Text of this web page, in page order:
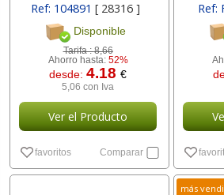
Ref: 104891[ 28316 ]
Disponible
Tarifa :8,66
Ahorro hasta: 52%
desde:4.18€
5,06 con Iva
Ver el Producto
favoritos Comparar
Ref:
más